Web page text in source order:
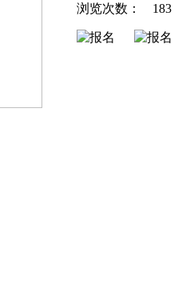
浏览次数： 183